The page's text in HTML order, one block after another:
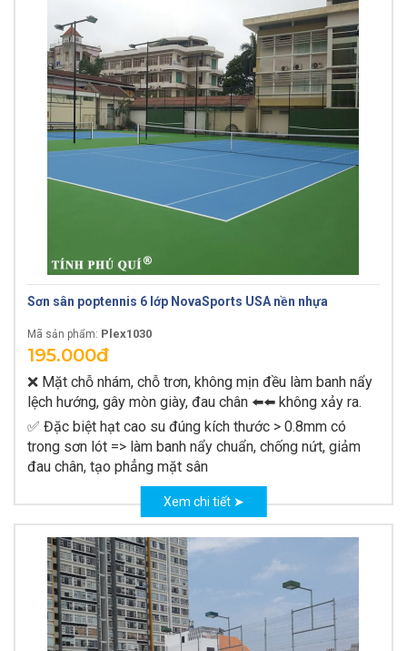
Sơn sân poptennis 6 lớp NovaSports USA nền nhựa
Mã sản phẩm: Plex1030
195.000đ
❌ Mặt chỗ nhám, chỗ trơn, không mịn đều làm banh nẩy
lệch hướng, gây mòn giày, đau chân ⬅️⬅️ không xảy ra.
✅ Đặc biệt hạt cao su đúng kích thước > 0.8mm có
trong sơn lót => làm banh nẩy chuẩn, chống nứt, giảm
đau chân, tạo phẳng mặt sân
Xem chi tiết ➤